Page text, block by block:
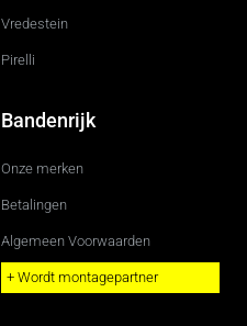
Vredestein
Pirelli
Bandenrijk
Onze merken
Betalingen
Algemeen Voorwaarden
+ Wordt montagepartner